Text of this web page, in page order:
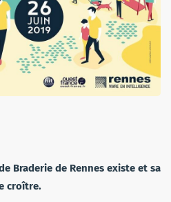
Braderie de Rennes existe et sa
croître.